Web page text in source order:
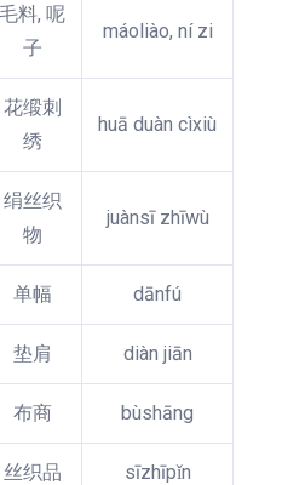
毛料, 呢
子
máoliào, ní zi
花缎刺
绣
huā duàn cìxiù
绢丝织
物
juànsī zhīwù
单幅 dānfú
垫肩 diàn jiān
布商 bùshāng
丝织品
sīzhīpǐn